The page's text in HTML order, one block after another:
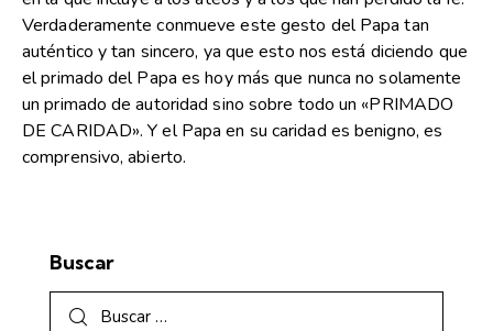
Verdaderamente conmueve este gesto del Papa tan
auténtico y tan sincero, ya que esto nos está diciendo que
el primado del Papa es hoy más que nunca no solamente
un primado de autoridad sino sobre todo un «PRIMADO
DE CARIDAD». Y el Papa en su caridad es benigno, es
comprensivo, abierto.
Buscar